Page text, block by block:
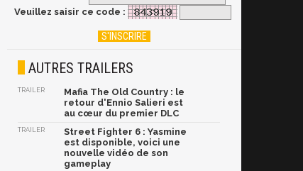
Veuillez saisir ce code :
AUTRES TRAILERS
TRAILER
Mafia The Old Country : le
retour d'Ennio Salieri est
au cœur du premier DLC
TRAILER
Street Fighter 6 : Yasmine
est disponible, voici une
nouvelle vidéo de son
gameplay